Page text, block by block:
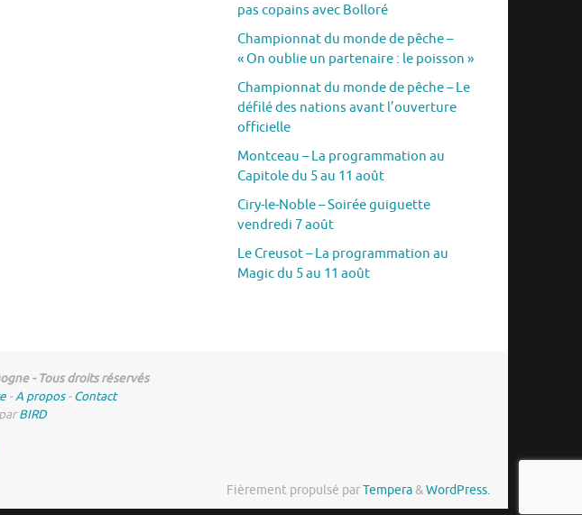
pas copains avec Bolloré
Championnat du monde de pêche –
« On oublie un partenaire : le poisson »
Championnat du monde de pêche – Le
défilé des nations avant l’ouverture
officielle
Montceau – La programmation au
Capitole du 5 au 11 août
Ciry-le-Noble – Soirée guiguette
vendredi 7 août
Le Creusot – La programmation au
Magic du 5 au 11 août
- Tous droits réservés
-A propos-Contact
BIRD
Fièrement propulsé parTempera&WordPress.